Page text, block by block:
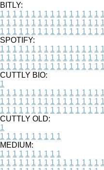
BITLY:
1 1 1 1 1 1 1 1 1 1 1 1 1 1 1 1 1
1 1 1 1 1 1 1 1 1 1 1 1 1 1 1 1 1
1 1 1 1 1 1 1 1 1 1 1 1 1 1 1 1 1
SPOTIFY:
1 1 1 1 1 1 1 1 1 1 1 1 1 1 1 1 1
1 1 1 1 1 1 1 1 1 1 1 1 1 1 1 1 1
1 1 1 1 1 1 1 1 1 1 1 1 1 1 1 1 1
CUTTLY BIO:
1
1 1 1 1 1 1 1 1 1 1 1 1 1 1 1 1 1
1 1 1 1 1 1 1 1 1 1 1 1 1 1 1 1 1
1 1 1 1 1 1 1 1 1 1 1 1 1 1 1 1 1
CUTTLY OLD:
1
1 1 1 1 1 1 1 1 1 1
MEDIUM:
1 1 1 1 1 1 1 1 1 1
1 1 1 1 1 1 1 1 1 1 1 1 1 1 1 1 1